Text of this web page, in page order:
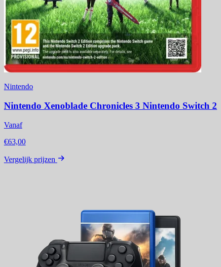
Nintendo
Nintendo Xenoblade Chronicles 3 Nintendo Switch 2
Vanaf
€63,00
Vergelijk prijzen